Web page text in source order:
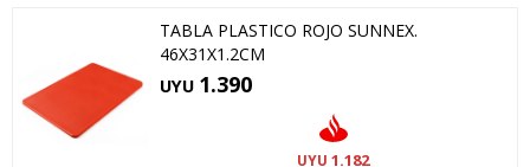
TABLA PLASTICO ROJO SUNNEX.
46X31X1.2CM
UYU 1.390
UYU 1.182